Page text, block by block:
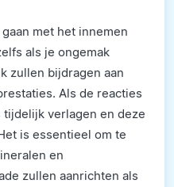
met het innemen
als je ongemak
zullen bijdragen aan
Als de reacties
verlagen en deze
is essentieel om te
en
zullen aanrichten als